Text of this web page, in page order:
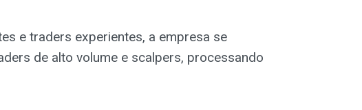
e traders experientes, a empresa se
de alto volume e scalpers, processando